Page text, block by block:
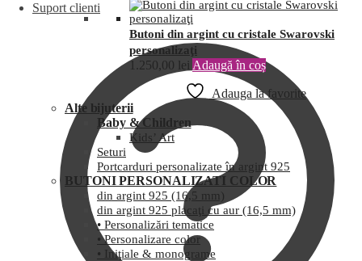
Suport clienti
Butoni din argint cu cristale Swarovski
personalizaţi
1.250,00 lei Adaugă în coș
Adauga la favorite
Alte bijuterii
Baby & Children
Kids’ Art
Seturi
Portcarduri personalizate în argint 925
BUTONI PERSONALIZATI COLOR
din argint 925 (16,5 mm)
din argint 925 placaţi cu aur (16,5 mm)
• Personalizări tematice
• Personalizare color
• Iniţiale & monograme